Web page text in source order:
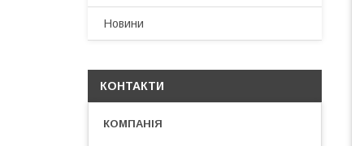
Новини
КОНТАКТИ